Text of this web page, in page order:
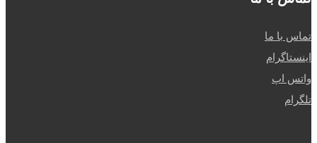
تماس با ما
اینستاگرام
واتس اپ
تلگرام